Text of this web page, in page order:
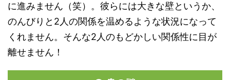
に進みません（笑）。彼らには大きな壁というか、
のんびりと2人の関係を温めるような状況になって
くれません。そんな2人のもどかしい関係性に目が
離せません！